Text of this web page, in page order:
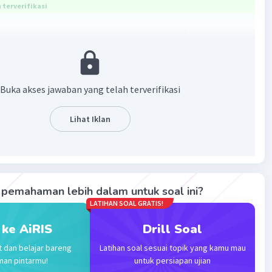
terverifikasi
adalah suatu suku dalam aljabar yang memiliki variabel
atau suku konstanta dalam aljabar.
x
suku sejenis dari setiap bentuk aljabar tersebut adalah 3y
dan -x, serta 1 dan 6.
Buka akses jawaban yang telah terverifikasi
Lihat Iklan
lebih dalam untuk soal ini?
AiRIS
dan belajar bareng
pintarmu!
LATIHAN SOAL GRATIS!
Drill Soal
Latihan soal sesuai topik yang kamu mau
untuk persiapan ujian